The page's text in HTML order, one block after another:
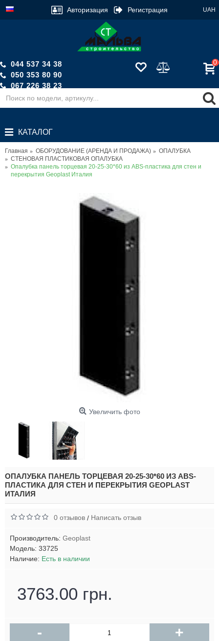
UAH
Авторизация Регистрация
044 537 34 38
050 353 80 90
067 226 38 23
Обратный звонок
0
КАТАЛОГ
Главная ОБОРУДОВАНИЕ (АРЕНДА И ПРОДАЖА)
ОПАЛУБКА
СТЕНОВАЯ ПЛАСТИКОВАЯ ОПАЛУБКА
Опалубка панель торцевая 20-25-30*60 из ABS-пластика для стен и
перекрытия Geoplast Италия
Увеличить фото
ОПАЛУБКА ПАНЕЛЬ ТОРЦЕВАЯ 20-25-30*60 ИЗ ABS-
ПЛАСТИКА ДЛЯ СТЕН И ПЕРЕКРЫТИЯ GEOPLAST
ИТАЛИЯ
0 отзывов / Написать отзыв
Производитель: Geoplast
Модель: 33725
Наличие: Есть в наличии
3763.00 грн.
- +